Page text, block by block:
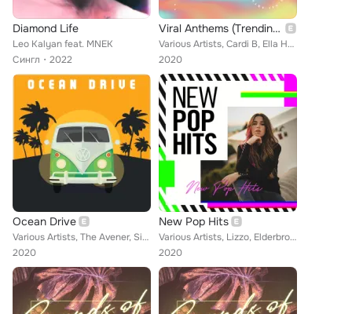
Diamond Life
Leo Kalyan feat. MNEK
Сингл
2022
Viral Anthems (Trending Tracks from 2020)
Various Artists, Cardi B, Ella Henderson, Daniel Powter, Wallows, Missy Elliott, Cartoons, Peter Kuli, Jason Derulo, YFN Lucci, ...
2020
Ocean Drive
Various Artists, The Avener, Sigma, Duke Dumont, Beatenberg, Tensnake, TCTS, The Kiffness, Bo Saris, Swedish House Mafia, Jessie...
2020
New Pop Hits
Various Artists, Lizzo, Elderbrook, Joel Corry, Kelly Clarkson, JC Stewart, Dua Lipa, S1mba, Peter Kuli, Hamzaa, PARTYNEXTDOOR, ...
2020